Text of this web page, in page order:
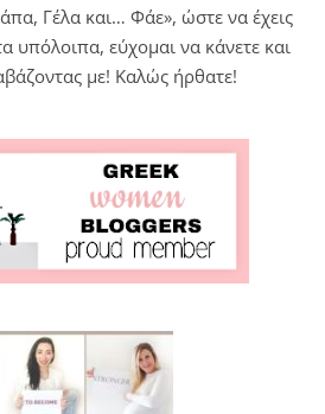
Γέλα και… Φάε», ώστε να έχεις
υπόλοιπα, εύχομαι να κάνετε και
με! Καλώς ήρθατε!